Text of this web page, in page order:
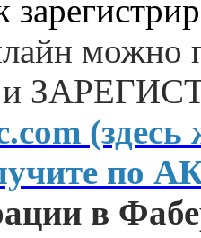
можно
по
в